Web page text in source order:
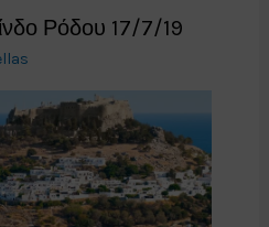
Ρόδου 17/7/19